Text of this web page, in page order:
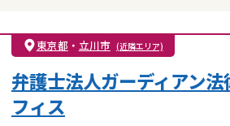
東京都 ・ 立川市 (近隣エリア)
弁護士法人ガーディアン
フィス